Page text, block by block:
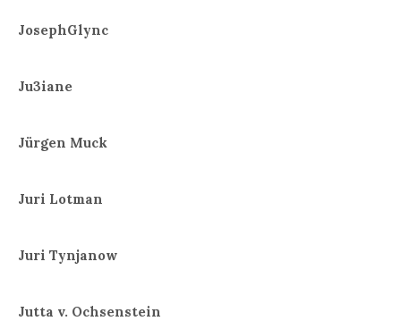
JosephGlync
Ju3iane
Jürgen Muck
Juri Lotman
Juri Tynjanow
Jutta v. Ochsenstein